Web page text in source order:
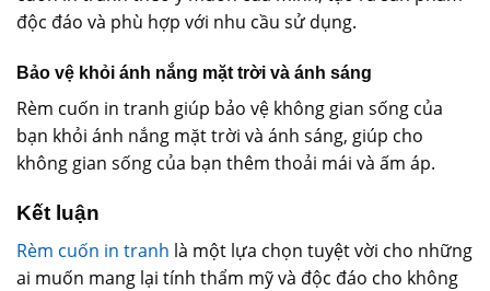
độc đáo và phù hợp với nhu cầu sử dụng.
Bảo vệ khỏi ánh nắng mặt trời và ánh sáng
Rèm cuốn in tranh giúp bảo vệ không gian sống của
bạn khỏi ánh nắng mặt trời và ánh sáng, giúp cho
không gian sống của bạn thêm thoải mái và ấm áp.
Kết luận
Rèm cuốn in tranh là một lựa chọn tuyệt vời cho những
ai muốn mang lại tính thẩm mỹ và độc đáo cho không